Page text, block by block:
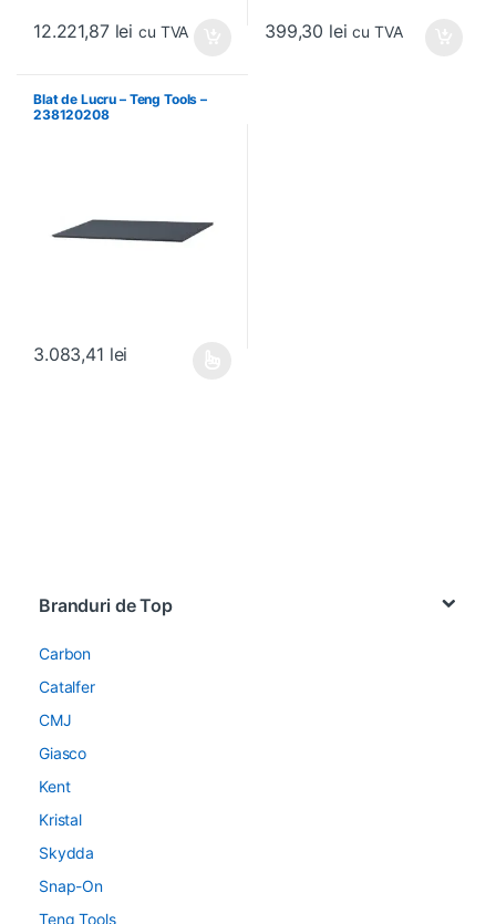
12.221,87 lei cu TVA 399,30 lei cu TVA
Blat de Lucru – Teng Tools –
238120208
3.083,41 lei
Branduri de Top
Carbon
Catalfer
CMJ
Giasco
Kent
Kristal
Skydda
Snap-On
Teng Tools